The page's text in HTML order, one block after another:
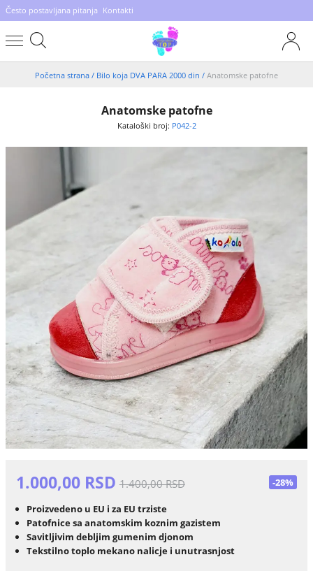
Često postavljana pitanja Kontakti
Početna strana / Bilo koja DVA PARA 2000 din / Anatomske patofne
Anatomske patofne
Kataloški broj: P042-2
1.000,00 RSD 1.400,00 RSD -28%
Proizvedeno u EU i za EU trziste
Patofnice sa anatomskim koznim gazistem
Savitljivim debljim gumenim djonom
Tekstilno toplo mekano nalicje i unutrasnjost